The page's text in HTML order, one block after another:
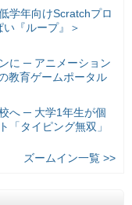
学年向けScratchプロ
『ループ』＞
に ─ アニメーション
教育ゲームポータル
へ ─ 大学1年生が個
「タイピング無双」
ズームイン一覧 >>